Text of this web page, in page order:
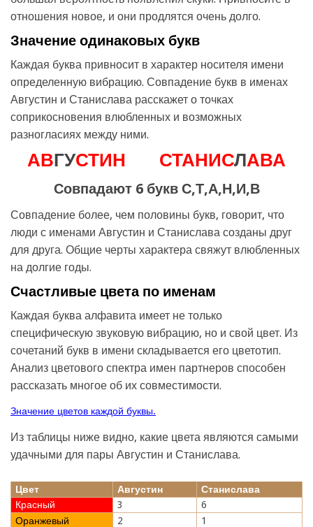
отношения новое, и они продлятся очень долго.
Значение одинаковых букв
Каждая буква привносит в характер носителя имени
определенную вибрацию. Совпадение букв в именах
Августин и Станислава расскажет о точках
соприкосновения влюбленных и возможных
разногласиях между ними.
АВГУСТИН СТАНИСЛАВА
Совпадают 6 букв С,Т,А,Н,И,В
Совпадение более, чем половины букв, говорит, что
люди с именами Августин и Станислава созданы друг
для друга. Общие черты характера свяжут влюбленных
на долгие годы.
Счастливые цвета по именам
Каждая буква алфавита имеет не только
специфическую звуковую вибрацию, но и свой цвет. Из
сочетаний букв в имени складывается его цветотип.
Анализ цветового спектра имен партнеров способен
рассказать многое об их совместимости.
Значение цветов каждой буквы.
Из таблицы ниже видно, какие цвета являются самыми
удачными для пары Августин и Станислава.
Цвет Августин
Станислава
Красный
3
6
Оранжевый
2
1